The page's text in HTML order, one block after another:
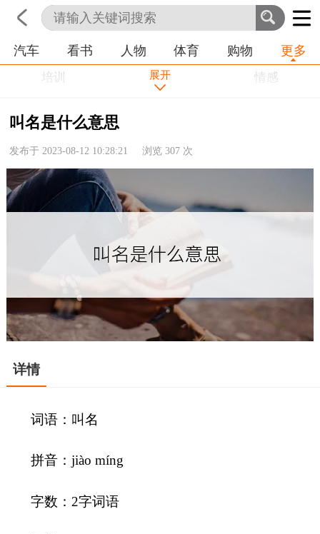
首页 科技 生活 职业
汽车 看书 人物 体育 购物 更多
培训 学习
情感
农业
健康
历史
展开
叫名是什么意思
发布于 2023-08-12 10:28:21 浏览307 次
详情
词语：叫名
拼音：jiào míng
字数：2字词语